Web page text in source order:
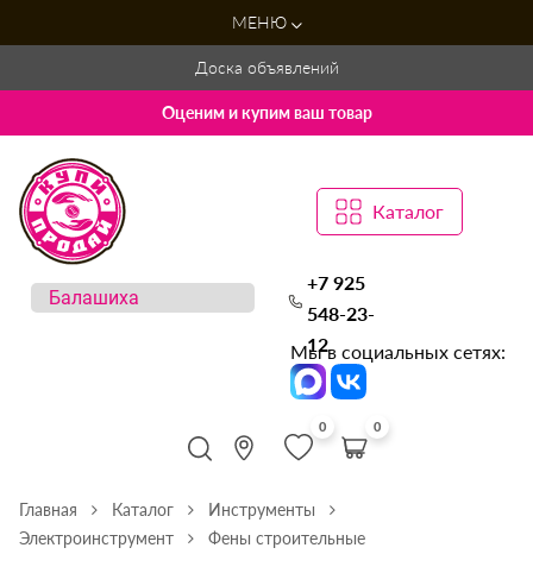
МЕНЮ
Доска объявлений
Оценим и купим ваш товар
Каталог
+7 925
548-23-
12
Мы в социальных сетях:
0 0
Главная Каталог
Инструменты
Электроинструмент
Фены строительные